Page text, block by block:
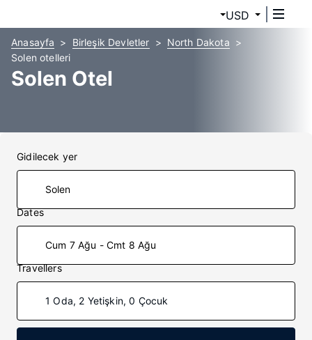
USD
Anasayfa Birleşik Devletler
North Dakota
Solen otelleri
Solen Otel
Gidilecek yer
Dates
Cum 7 Ağu - Cmt 8 Ağu
Travellers
1 Oda, 2 Yetişkin, 0 Çocuk